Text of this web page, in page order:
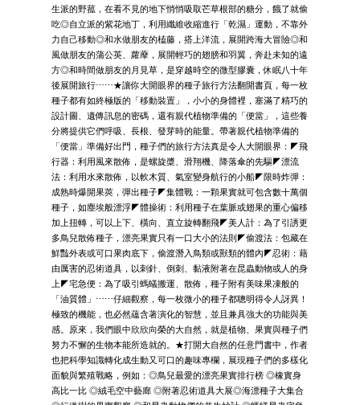
生派的野菰，在看不見的地下悄悄吸取芒草根部的糖分，餓了就偷
吃◎自立派的紫花地丁，利用纖維收縮進行「乾濕」運動，不靠外
力自己移動◎和水做朋友的榼藤，搭上洋流，展開跨海大冒險◎和
風做朋友的蒲公英、蘿藦，展開輕巧的翅膀和羽翼，奔赴未知的遠
方◎和時間做朋友的月見草，是穿越時空的微型膠囊，休眠八十年
後展開旅行⋯⋯★讓你大開眼界的種子旅行方法翻開書頁，每一枚
種子都有如終極版的「移動裝置」，小小的身體裡，塞滿了精巧的
設計圖、遺傳訊息的密碼，還有親代植物準備的「便當」，這些養
分將提供它們呼吸、長根、發芽時的能量。帶著親代植物準備的
「便當」準備好出門，種子們的旅行方法真是令人大開眼界：◤飛
行器：利用風來散佈，是螺旋槳、滑翔機、降落傘的先驅◤漂流
法：利用水來散佈，以軟木質、氣室變身航行的小船◤限時炸彈：
成熟時爆開果莢，彈出種子◤集體戰：一顆果實就可包含數十萬個
種子，如塵埃般漂浮◤體操術：利用種子在葉脈或翅果的重心偏移
加上扭轉，可以上下、橫向、直立旋轉翻飛◤美人計：為了引誘更
多鳥兒散佈種子，漂亮果實只有一口大小的法則◤偷渡法：包藏在
鮮豔外表或可口果肉底下，偷渡潛入鳥類或獸類的體內◤忍術：藉
由厲害的忍術道具，以刺針、倒刺、黏液附著在昆蟲動物或人的身
上◤宅急便：為了吸引螞蟻搬運、散佈，種子附有美味果凍般的
「油質體」⋯⋯仔細觀察，每一枚微小的種子都聰明得令人訝異！
極致的機能，也必然蘊含著演化的智慧，並且兼具強大的功能與美
感。原來，我們眼中欣欣向榮的大自然，就是植物、果實與種子們
努力不懈的生物本能所造就的。★打開大自然的任意門書中，作者
也把科學知識轉化成生動又可口的趣味專欄，展現種子們的多樣化
面貌與繁殖戰略，例如：◎鳥兒最愛的漂亮果實排行榜 ◎橡實身
高比一比 ◎絨毛空中藝廊 ◎附著忍術道具大展◎海漂種子大集合